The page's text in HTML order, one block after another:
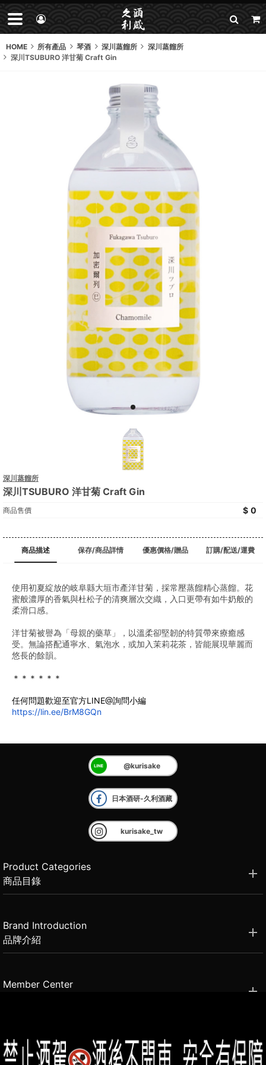
HOME 所有產品 琴酒 深川蒸餾所
深川蒸餾所
深川TSUBURO 洋甘菊 Craft Gin
深川蒸餾所
深川TSUBURO 洋甘菊 Craft Gin
商品售價 0
商品描述 保存/商品詳情 優惠價格/贈品 訂購/配送/運費
使用初夏綻放的岐阜縣大垣市產洋甘菊，採常壓蒸餾精心蒸餾。花
蜜般濃厚的香氣與杜松子的清爽層次交織，入口更帶有如牛奶般的
柔滑口感。
洋甘菊被譽為「母親的藥草」，以溫柔卻堅韌的特質帶來療癒感
受。無論搭配通寧水、氣泡水，或加入茉莉花茶，皆能展現華麗而
悠長的餘韻。
﻿＊＊＊＊＊＊
任何問題歡迎至官方LINE@詢問小編
https://lin.ee/BrM8GQn
@kurisake
日本酒研-久利酒藏
kurisake_tw
Product Categories
商品目錄
Brand Introduction
品牌介紹
Member Center
2021思橙國際有限公司 版權所有 禁止轉貼節錄 All rights reserved.